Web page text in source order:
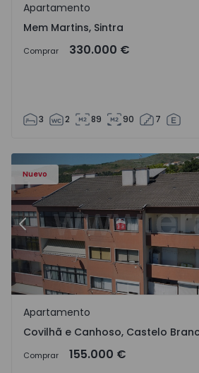
Mem Martins, Sintra
Apartamento
Mem Martins, Sintra
Comprar 330.000 €
3 2 89 90 7
Nuevo
- 18
Apartamento T2 Covilhã, Covilhã e
Anterior
Covilhã e Canhoso, Castelo Branco
Apartamento
Covilhã e Canhoso, Castelo
Comprar 155.000 €